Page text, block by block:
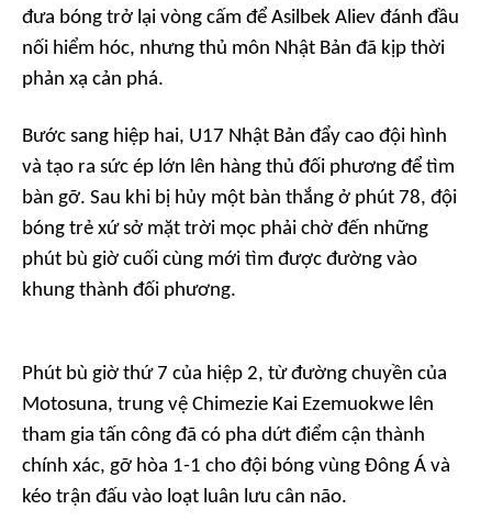
đưa bóng trở lại vòng cấm để Asilbek Aliev đánh đầu
nối hiểm hóc, nhưng thủ môn Nhật Bản đã kịp thời
phản xạ cản phá.
Bước sang hiệp hai, U17 Nhật Bản đẩy cao đội hình
và tạo ra sức ép lớn lên hàng thủ đối phương để tìm
bàn gỡ. Sau khi bị hủy một bàn thắng ở phút 78, đội
bóng trẻ xứ sở mặt trời mọc phải chờ đến những
phút bù giờ cuối cùng mới tìm được đường vào
khung thành đối phương.
Phút bù giờ thứ 7 của hiệp 2, từ đường chuyền của
Motosuna, trung vệ Chimezie Kai Ezemuokwe lên
tham gia tấn công đã có pha dứt điểm cận thành
chính xác, gỡ hòa 1-1 cho đội bóng vùng Đông Á và
kéo trận đấu vào loạt luân lưu cân não.